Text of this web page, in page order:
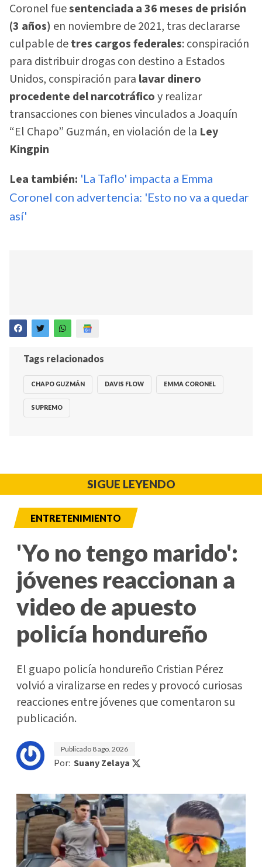
Coronel fuesentenciada a 36 meses de prisión
(3 años) en noviembre de 2021, tras declararse
culpable detres cargos federales: conspiración
para distribuir drogas con destino a Estados
Unidos, conspiración para lavar dinero
procedente del narcotráficoy realizar
transacciones con bienes vinculados a Joaquín
“El Chapo” Guzmán, en violación de la Ley
Kingpin
Lea también: 'La Taflo' impacta a Emma
Coronel con advertencia: 'Esto no va a quedar
así'
Tags relacionados
CHAPO GUZMÁN DAVIS FLOW EMMA CORONEL
SUPREMO
SIGUE LEYENDO
ENTRETENIMIENTO
'Yo no tengo marido':
jóvenes reaccionan a
video de apuesto
policía hondureño
El guapo policía hondureño Cristian Pérez
volvió a viralizarse en redes y provocó curiosas
reacciones entre jóvenes que comentaron su
publicación.
Publicado 8 ago. 2026
Por: Suany Zelaya